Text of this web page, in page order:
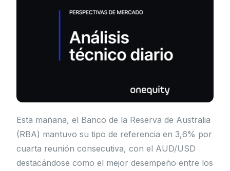
Esta mañana, el Banco de la Reserva de Australia
(RBA) mantuvo su tipo de referencia en 3,6% por
cuarta reunión consecutiva, con el AUD/USD
destacándose como el mejor desempeño entre los